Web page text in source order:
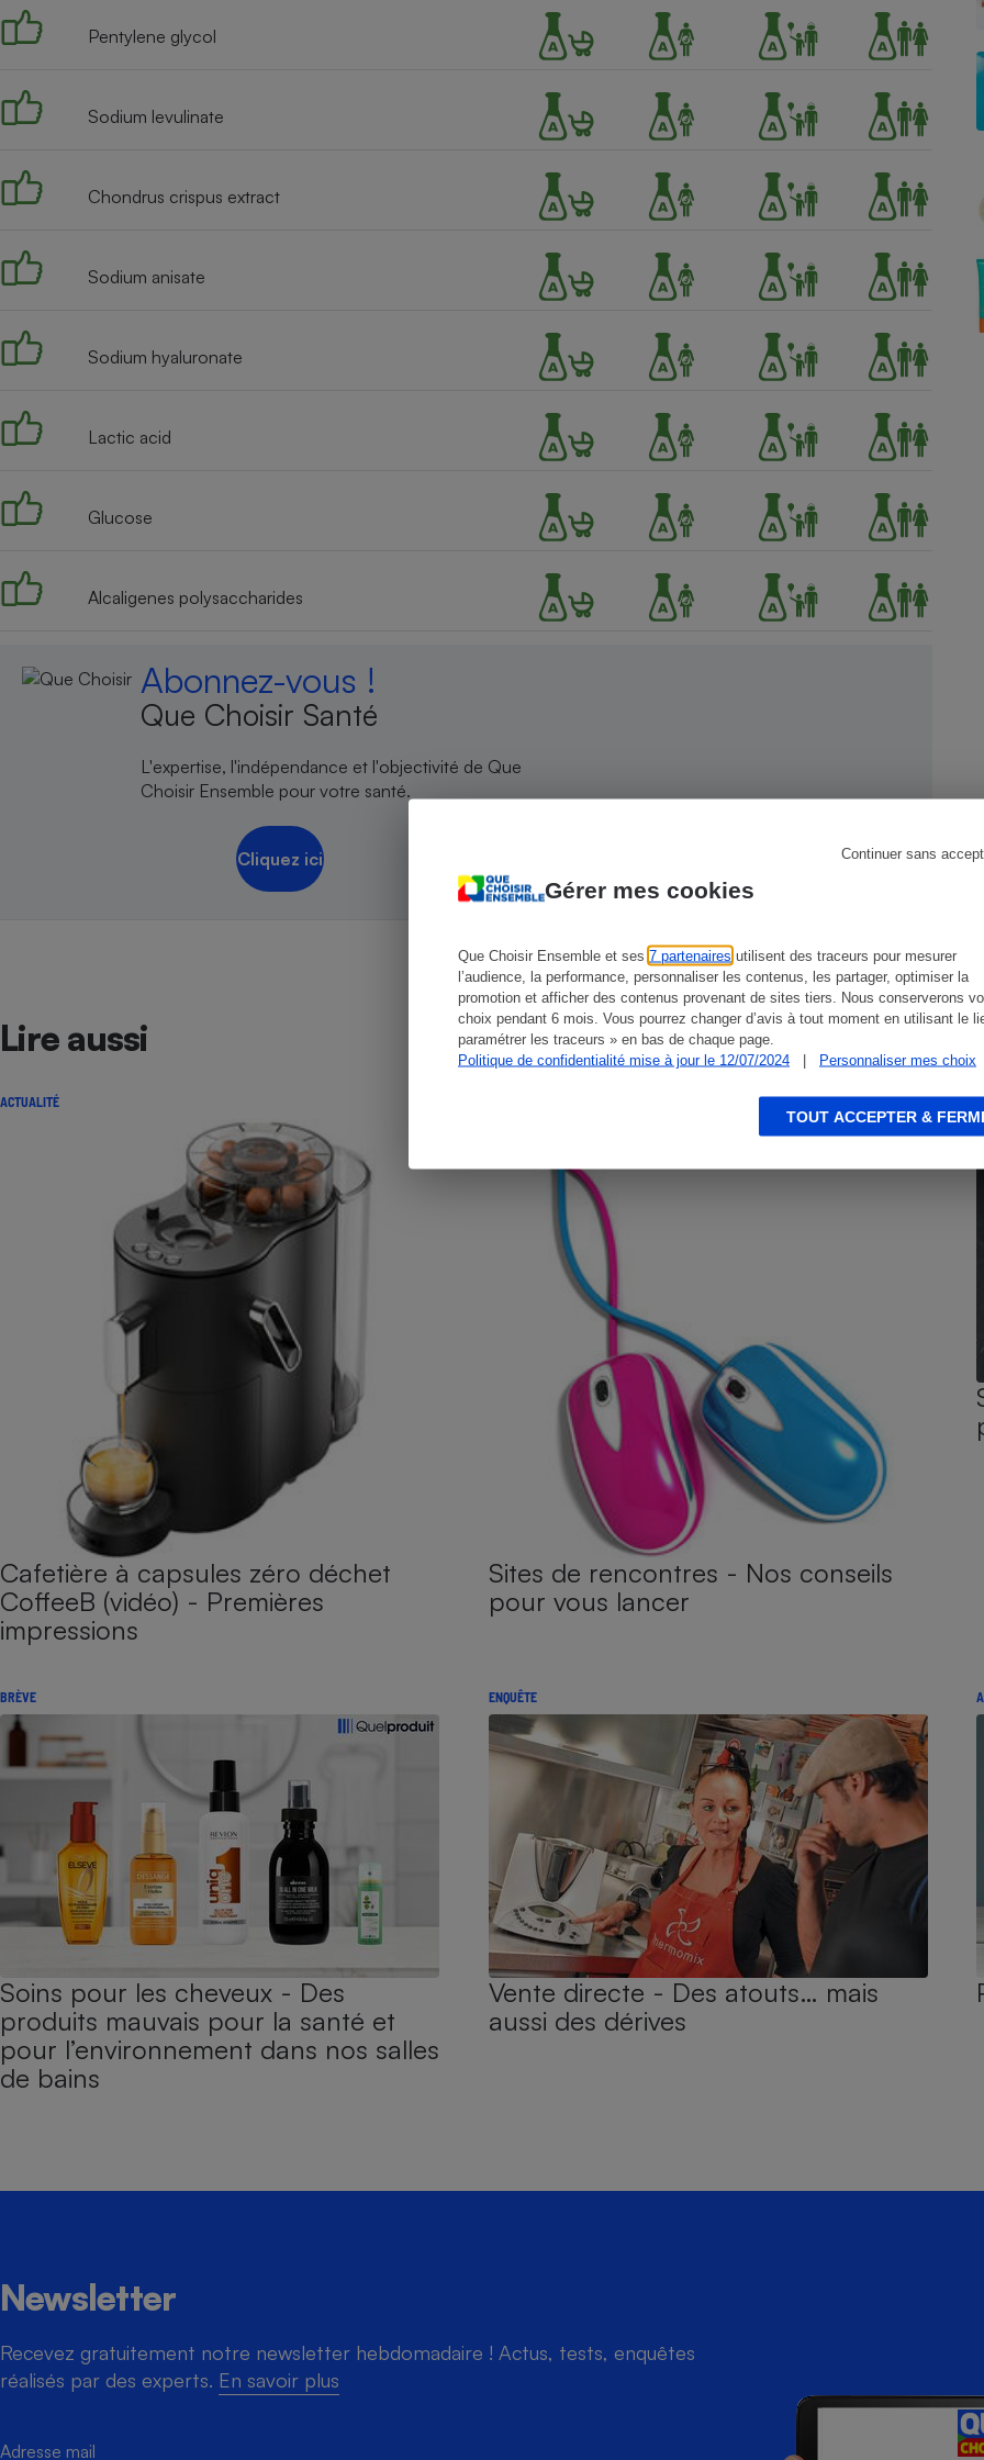
Gérer mes cookies
Que Choisir Ensemble et ses 7 partenaires utilisent des traceurs pour mesurer
l’audience, la performance, personnaliser les contenus, les partager, optimiser la
promotion et afficher des contenus provenant de sites tiers. Nous conserverons
choix pendant 6 mois. Vous pourrez changer d’avis à tout moment en utilisant le
paramétrer les traceurs » en bas de chaque page.
Politique de confidentialité mise à jour le 12/07/2024
| Personnaliser mes choix
Continuer sans
TOUT ACCEPTER &
Pentylene glycol
Sodium levulinate
Chondrus crispus extract
Sodium anisate
Sodium hyaluronate
Lactic acid
Glucose
Alcaligenes polysaccharides
Abonnez-vous !
Que Choisir Santé
L'expertise, l'indépendance et l'objectivité de Que
Choisir Ensemble pour votre santé.
Cliquez ici
Lire aussi
ACTUALITÉ
Cafetière à capsules zéro déchet
CoffeeB (vidéo) - Premières
impressions
Sites de rencontres - Nos conseils
pour vous lancer
BRÈVE
Soins pour les cheveux - Des
produits mauvais pour la santé et
pour l’environnement dans nos salles
de bains
ENQUÊTE
Vente directe - Des atouts… mais
aussi des dérives
Newsletter
Recevez gratuitement notre newsletter hebdomadaire ! Actus, tests, enquêtes
réalisés par des experts. En savoir plus
Adresse mail
Four encastrable
Aspirateur
Réfrigérateur
numérique
Électricité - Gaz